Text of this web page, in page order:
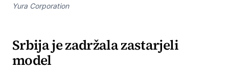
Yura Corporation
Srbija je zadržala zastarjeli
model